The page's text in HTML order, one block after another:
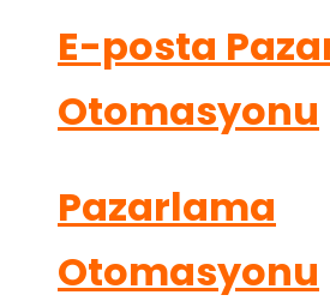
E-posta
Otomasyonu
Pazarlama
Otomasyonu